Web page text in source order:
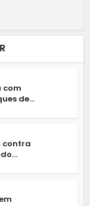
com
de...
contra